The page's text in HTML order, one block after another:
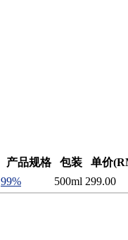
产品规格 包装
单价
99% 500ml 299.00